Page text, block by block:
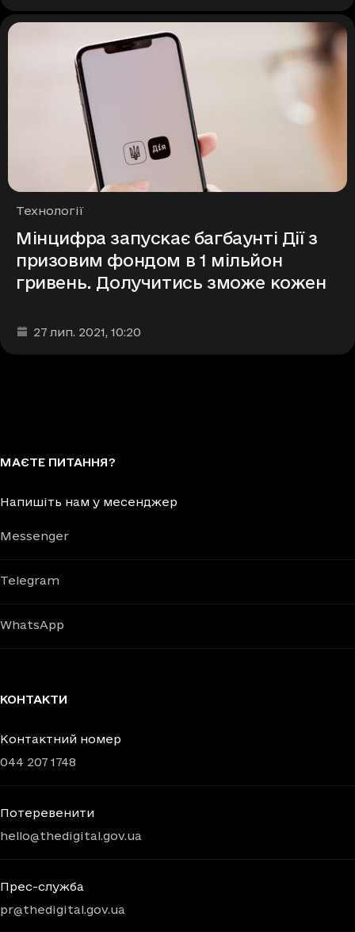
Рубрики
Технології
Мінцифра запускає багбаунті Дії з
призовим фондом в 1 мільйон
гривень. Долучитись зможе кожен
Дата та час публікації
27 лип. 2021, 10:20
МАЄТЕ ПИТАННЯ?
Напишіть нам у месенджер
Messenger
Telegram
WhatsApp
КОНТАКТИ
Контактний номер
044 207 1748
Потеревенити
hello@thedigital.gov.ua
Прес-служба
pr@thedigital.gov.ua